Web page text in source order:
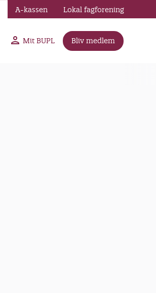
Mit BUPL Bliv medlem
A-kassen Lokal fagforening